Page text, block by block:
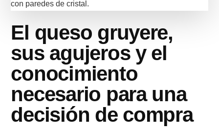
El queso gruyere,
sus agujeros y el
conocimiento
necesario para una
decisión de compra